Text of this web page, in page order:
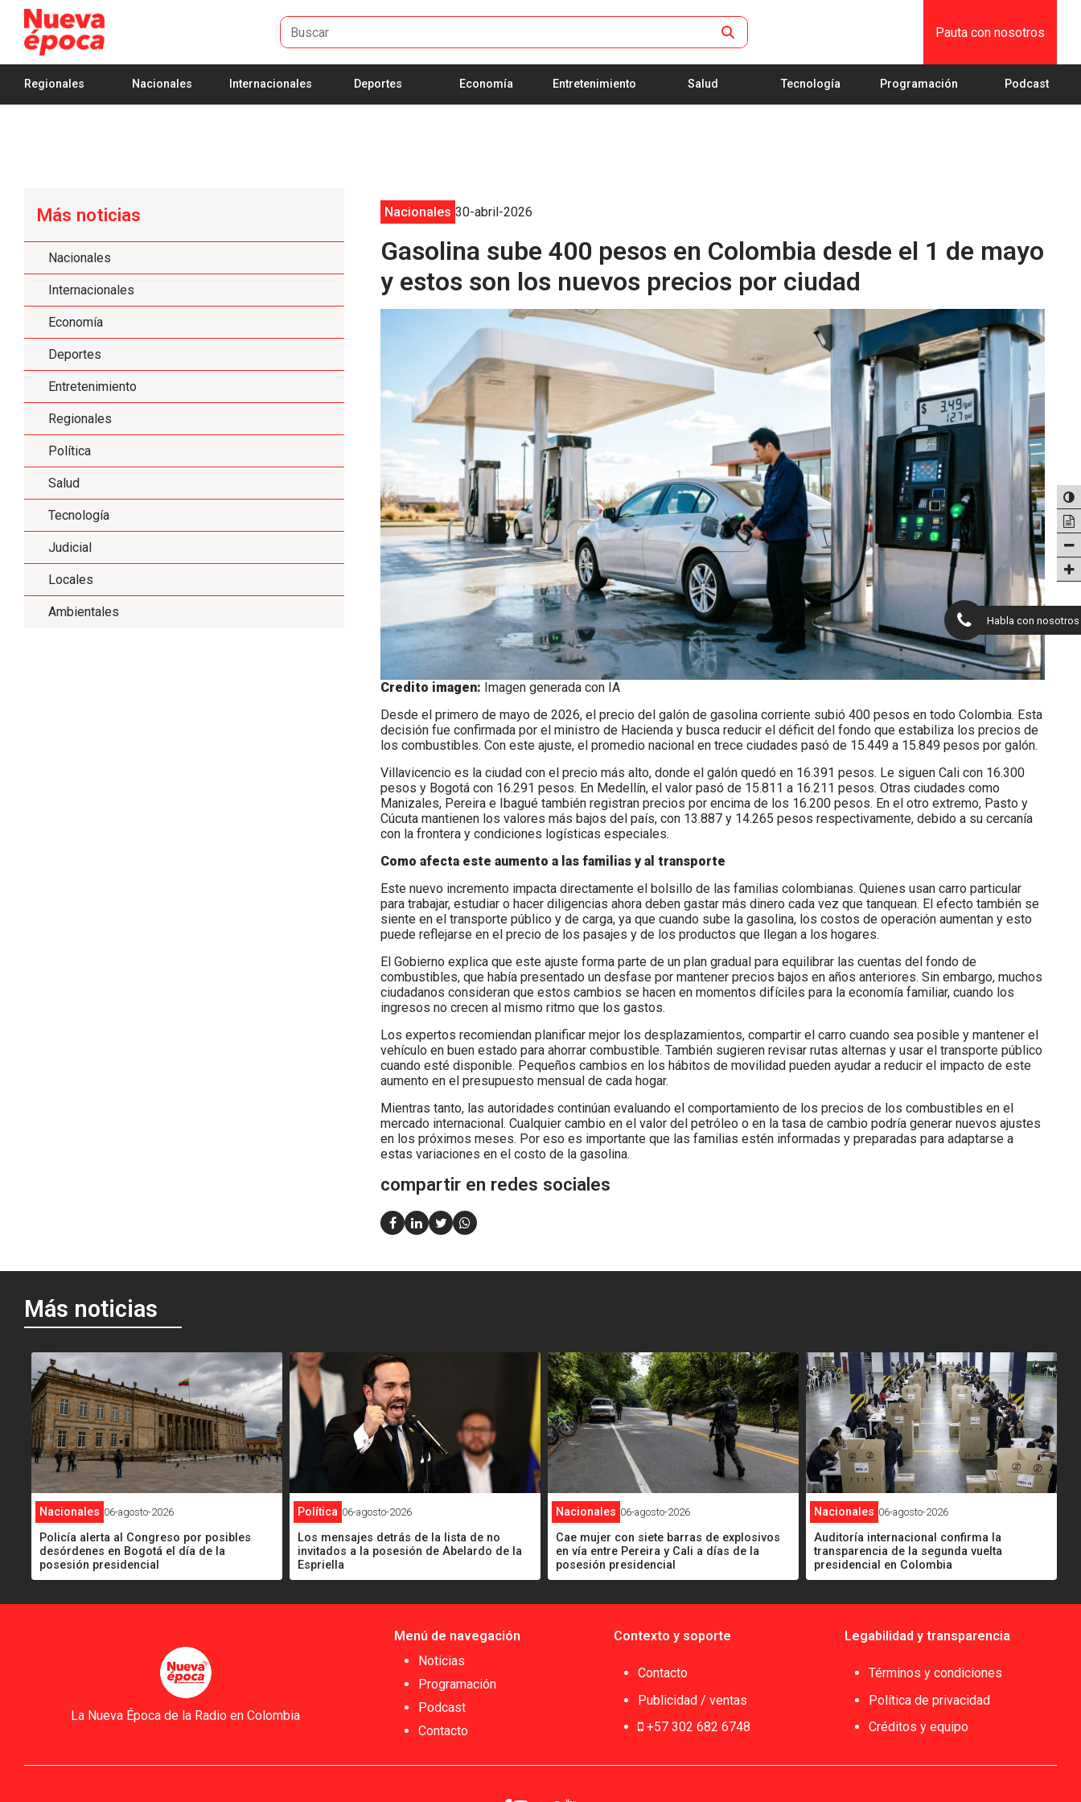
Saltar al contenido principal
Pauta con nosotros
Regionales Nacionales Internacionales Deportes Economía Entretenimiento Salud Tecnología Programación Podcast
Más noticias
Nacionales
Internacionales
Economía
Deportes
Entretenimiento
Regionales
Política
Salud
Tecnología
Judicial
Locales
Ambientales
Nacionales 30-abril-2026
Gasolina sube 400 pesos en Colombia desde el 1 de mayo
y estos son los nuevos precios por ciudad
Credito imagen: Imagen generada con IA
Desde el primero de mayo de 2026, el precio del galón de gasolina corriente subió 400 pesos en todo Colombia. Esta
decisión fue confirmada por el ministro de Hacienda y busca reducir el déficit del fondo que estabiliza los precios de
los combustibles. Con este ajuste, el promedio nacional en trece ciudades pasó de 15.449 a 15.849 pesos por galón.
Villavicencio es la ciudad con el precio más alto, donde el galón quedó en 16.391 pesos. Le siguen Cali con 16.300
pesos y Bogotá con 16.291 pesos. En Medellín, el valor pasó de 15.811 a 16.211 pesos. Otras ciudades como
Manizales, Pereira e Ibagué también registran precios por encima de los 16.200 pesos. En el otro extremo, Pasto y
Cúcuta mantienen los valores más bajos del país, con 13.887 y 14.265 pesos respectivamente, debido a su cercanía
con la frontera y condiciones logísticas especiales.
Como afecta este aumento a las familias y al transporte
Este nuevo incremento impacta directamente el bolsillo de las familias colombianas. Quienes usan carro particular
para trabajar, estudiar o hacer diligencias ahora deben gastar más dinero cada vez que tanquean. El efecto también se
siente en el transporte público y de carga, ya que cuando sube la gasolina, los costos de operación aumentan y esto
puede reflejarse en el precio de los pasajes y de los productos que llegan a los hogares.
El Gobierno explica que este ajuste forma parte de un plan gradual para equilibrar las cuentas del fondo de
combustibles, que había presentado un desfase por mantener precios bajos en años anteriores. Sin embargo, muchos
ciudadanos consideran que estos cambios se hacen en momentos difíciles para la economía familiar, cuando los
ingresos no crecen al mismo ritmo que los gastos.
Los expertos recomiendan planificar mejor los desplazamientos, compartir el carro cuando sea posible y mantener el
vehículo en buen estado para ahorrar combustible. También sugieren revisar rutas alternas y usar el transporte público
cuando esté disponible. Pequeños cambios en los hábitos de movilidad pueden ayudar a reducir el impacto de este
aumento en el presupuesto mensual de cada hogar.
Mientras tanto, las autoridades continúan evaluando el comportamiento de los precios de los combustibles en el
mercado internacional. Cualquier cambio en el valor del petróleo o en la tasa de cambio podría generar nuevos ajustes
en los próximos meses. Por eso es importante que las familias estén informadas y preparadas para adaptarse a
estas variaciones en el costo de la gasolina.
compartir en redes sociales
Más noticias
Nacionales 06-agosto-2026
Policía alerta al Congreso por posibles
desórdenes en Bogotá el día de la
posesión presidencial
Política 06-agosto-2026
Los mensajes detrás de la lista de no
invitados a la posesión de Abelardo de la
Espriella
Nacionales 06-agosto-2026
Cae mujer con siete barras de explosivos
en vía entre Pereira y Cali a días de la
posesión presidencial
Nacionales 06-agosto-2026
Auditoría internacional confirma la
transparencia de la segunda vuelta
presidencial en Colombia
Habla con nosotros
La Nueva Época de la Radio en Colombia
Menú de navegación
Noticias
Programación
Podcast
Contacto
Contexto y soporte
Contacto
Publicidad / ventas
+57 302 682 6748
Legabilidad y transparencia
Términos y condiciones
Política de privacidad
Créditos y equipo